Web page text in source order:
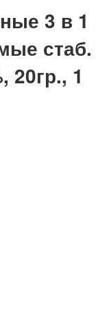
3 в 1
стаб.
20гр., 1